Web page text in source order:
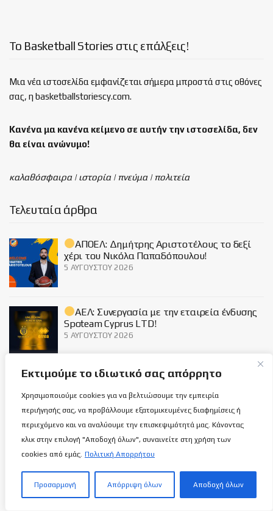
Εκτιμούμε το ιδιωτικό σας απόρρητο
Χρησιμοποιούμε cookies για να βελτιώσουμε την εμπειρία
περιήγησής σας, να προβάλλουμε εξατομικευμένες διαφημίσεις ή
περιεχόμενο και να αναλύουμε την επισκεψιμότητά μας. Κάνοντας
κλικ στην επιλογή "Αποδοχή όλων", συναινείτε στη χρήση των
cookies από εμάς. Πολιτική Απορρήτου
Προσαρμογή Απόρριψη όλων Αποδοχή όλων
Το Basketball Stories στις επάλξεις!
Μια νέα ιστοσελίδα εμφανίζεται σήμερα μπροστά στις οθόνες
σας, η basketballstoriescy.com.
Κανένα μα κανένα κείμενο σε αυτήν την ιστοσελίδα, δεν
θα είναι ανώνυμο!
καλαθόσφαιρα | ιστορία | πνεύμα | πολιτεία
Τελευταία άρθρα
ΑΠΟΕΛ: Δημήτρης Αριστοτέλους το δεξί
χέρι του Νικόλα Παπαδόπουλου!
5 ΑΥΓΟΎΣΤΟΥ 2026
ΑΕΛ: Συνεργασία με την εταιρεία ένδυσης
Spoteam Cyprus LTD!
5 ΑΥΓΟΎΣΤΟΥ 2026
Η Παναγιώτα θα προπονεί τους…
μπόμπιρες της Αφροδίτης!
Social